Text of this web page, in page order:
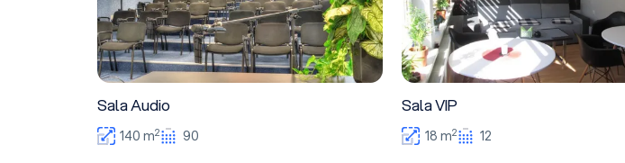
Sala Audio
140 m2 90
Sala VIP
18 m2 12